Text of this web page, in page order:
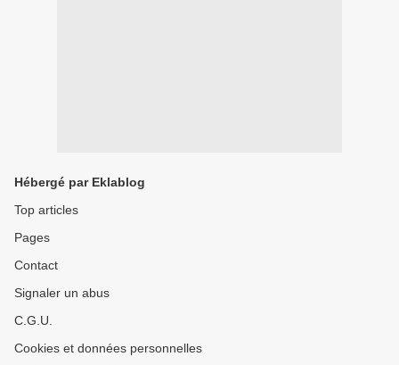
Hébergé par Eklablog
Top articles
Pages
Contact
Signaler un abus
C.G.U.
Cookies et données personnelles